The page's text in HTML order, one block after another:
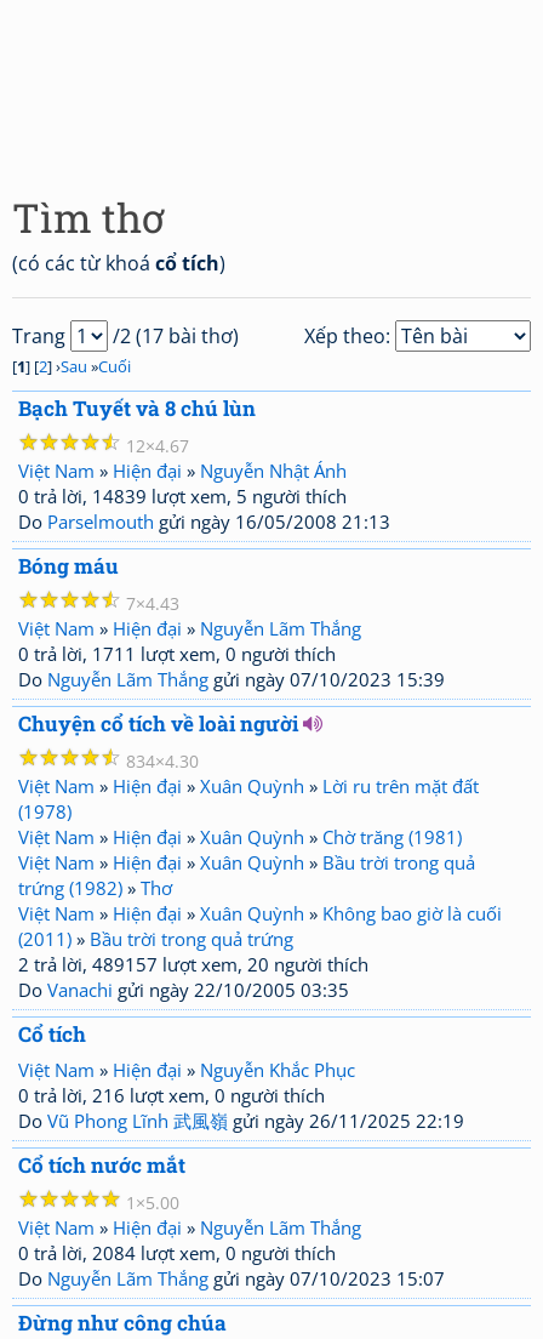
Tìm thơ
(có các từ khoá cổ tích)
Xếp theo:
Trang /2 (17 bài thơ)
[1] [2] ›Sau »Cuối
Bạch Tuyết và 8 chú lùn
☆
☆
☆
☆
☆ 12 4.67
Việt Nam » Hiện đại » Nguyễn Nhật Ánh
0 trả lời, 14839 lượt xem, 5 người thích
Do Parselmouth gửi ngày 16/05/2008 21:13
Bóng máu
☆
☆
☆
☆
☆ 7 4.43
Việt Nam » Hiện đại » Nguyễn Lãm Thắng
0 trả lời, 1711 lượt xem, 0 người thích
Do Nguyễn Lãm Thắng gửi ngày 07/10/2023 15:39
Chuyện cổ tích về loài người
☆
☆
☆
☆
☆ 834 4.30
Việt Nam » Hiện đại » Xuân Quỳnh » Lời ru trên mặt đất
(1978)
Việt Nam » Hiện đại » Xuân Quỳnh » Chờ trăng (1981)
Việt Nam » Hiện đại » Xuân Quỳnh » Bầu trời trong quả
trứng (1982) » Thơ
Việt Nam » Hiện đại » Xuân Quỳnh » Không bao giờ là cuối
(2011) » Bầu trời trong quả trứng
2 trả lời, 489157 lượt xem, 20 người thích
Do Vanachi gửi ngày 22/10/2005 03:35
Cổ tích
Việt Nam » Hiện đại » Nguyễn Khắc Phục
0 trả lời, 216 lượt xem, 0 người thích
Do Vũ Phong Lĩnh 武風嶺 gửi ngày 26/11/2025 22:19
Cổ tích nước mắt
☆
☆
☆
☆
☆ 1 5.00
Việt Nam » Hiện đại » Nguyễn Lãm Thắng
0 trả lời, 2084 lượt xem, 0 người thích
Do Nguyễn Lãm Thắng gửi ngày 07/10/2023 15:07
Đừng như công chúa